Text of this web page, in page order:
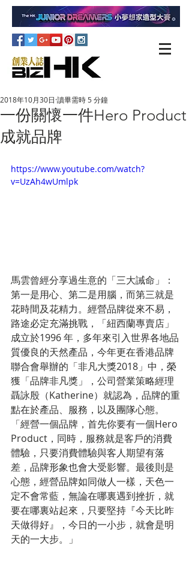
一份關懷一件Hero Product
成就品牌
2018年10月30日 讀畢需時 5 分鐘
https://www.youtube.com/watch?
v=UzAh4wUmlpk
馬雲曾經分享過生意的「三大誡命」：
第一是用心、第二是用腦，而第三就是
花時間及花精力。經營品牌從來不易，
路途必定充滿挑戰，「紐西蘭專賣店」
成立於1996 年，多年來引入世界各地品
質優良的天然產品，今年更在香港品牌
聯合會舉辦的「非凡大獎2018」中，榮
獲「品牌非凡獎」，公司營業策略經理
聶詠殷（Katherine）就認為，品牌的重
點在於產品、服務，以及團隊心態。
「經營一個品牌，首先你要有一個Hero
Product，同時，服務就是客戶的消費
體驗，只要消費體驗與客人期望有落
差，品牌形象也會大受影響。最後則是
心態，經營品牌如同做人一樣，天色一
定不會常藍，無論在哪裏遇到挫折，就
要在哪裏站起來，只要堅持『今天比昨
天做得好』，今日的一小步，就會是明
天的一大步。」